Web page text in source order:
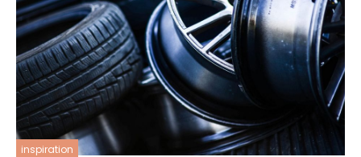
inspiration